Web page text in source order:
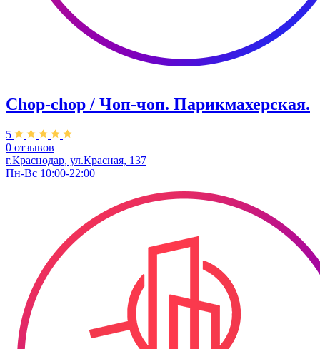
Chop-chop / Чоп-чоп. Парикмахерская.
5
0 отзывов
г.Краснодар, ул.Красная, 137
Пн-Вс 10:00-22:00